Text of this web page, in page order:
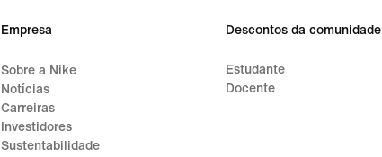
Empresa
Sobre a Nike
Notícias
Carreiras
Investidores
Sustentabilidade
Descontos da comunidade
Estudante
Docente